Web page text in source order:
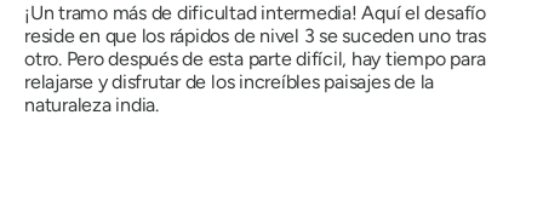
¡Un tramo más de dificultad intermedia! Aquí el desafío
reside en que los rápidos de nivel 3 se suceden uno tras
otro. Pero después de esta parte difícil, hay tiempo para
relajarse y disfrutar de los increíbles paisajes de la
naturaleza india.